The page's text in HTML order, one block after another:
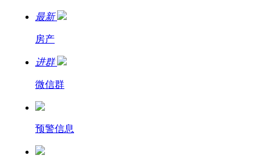
最新
房产
进群
微信群
预警信息